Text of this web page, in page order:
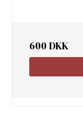
600 DKK